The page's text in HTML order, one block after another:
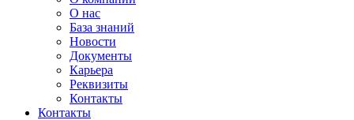
О нас
База знаний
Новости
Документы
Карьера
Реквизиты
Контакты
Контакты